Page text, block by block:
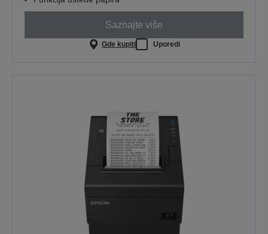
Saznajte više
Gde kupiti Uporedi